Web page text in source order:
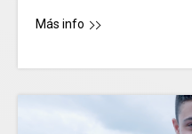
Más info